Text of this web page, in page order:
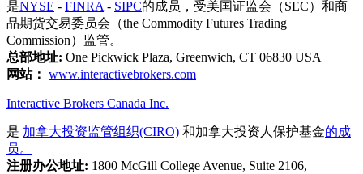
是NYSE - FINRA - SIPC的成员，受美国证监会（SEC）和商
品期货交易委员会（the Commodity Futures Trading
Commission）监管。
总部地址: One Pickwick Plaza, Greenwich, CT 06830 USA
网站： www.interactivebrokers.com
Interactive Brokers Canada Inc.
是 加拿大投资监管组织(CIRO) 和加拿大投资人保护基金的成
员。
注册办公地址: 1800 McGill College Avenue, Suite 2106,